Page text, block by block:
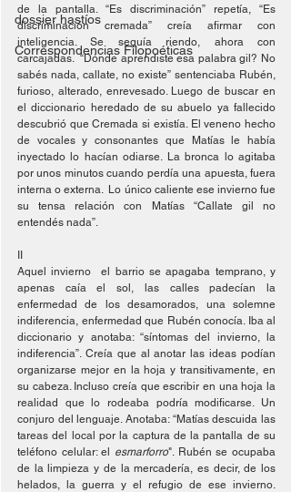
dossier hastíos
Correspondencias Filopoéticas
de la pantalla. “Es discriminación” repetía, “Es
discriminación cremada” creía afirmar con
inteligencia. Se seguía riendo, ahora con
carcajadas.  “Dónde aprendiste esa palabra gil? No
sabés nada, callate, no existe” sentenciaba Rubén,
furioso, alterado, enrevesado. Luego de buscar en
el diccionario heredado de su abuelo ya fallecido
descubrió que Cremada si existía. El veneno hecho
de vocales y consonantes que Matías le había
inyectado lo hacían odiarse. La bronca lo agitaba
por unos minutos cuando perdía una apuesta, fuera
interna o externa.  Lo único caliente ese invierno fue
su tensa relación con Matías “Callate gil no
entendés nada”.
Aquel invierno  el barrio se apagaba temprano, y
apenas caía el sol, las calles padecían la
enfermedad de los desamorados, una solemne
indiferencia, enfermedad que Rubén conocía. Iba al
diccionario y anotaba: “síntomas del invierno, la
indiferencia”. Creía que al anotar las ideas podían
organizarse mejor en la hoja y transitivamente, en
su cabeza. Incluso creía que escribir en una hoja la
realidad que lo rodeaba podría modificarse. Un
conjuro del lenguaje. Anotaba: “Matías descuida las
tareas del local por la captura de la pantalla de su
teléfono celular: el esmarforro". Rubén se ocupaba
de la limpieza y de la mercadería, es decir, de los
helados, la guerra y el refugio de ese invierno.